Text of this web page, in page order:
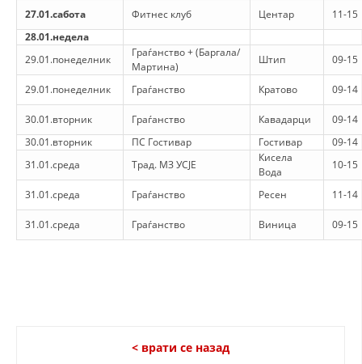
СТРАТЕГИИ
ЕДУКАТИВНО ИНФОРМАТИВНИ МАТЕРИЈАЛИ
БРОШУРИ
ПОСТЕРИ
ПРЕЗЕНТАЦИИ
27.01.сабота Фитнес клуб Центар
11-15
28.01.недела
29.01.понеделник
Граѓанство + (Баргала/
Мартина)
Штип 09-15
29.01.понеделник Граѓанство Кратово 09-14
30.01.вторник Граѓанство Кавадарци
09-14
30.01.вторник
ПС Гостивар Гостивар
09-14
31.01.среда
Трад. МЗ УСЈЕ
Кисела
Вода
10-15
31.01.среда Граѓанство Ресен 11-14
31.01.среда Граѓанство Виница 09-15
< врати се назад